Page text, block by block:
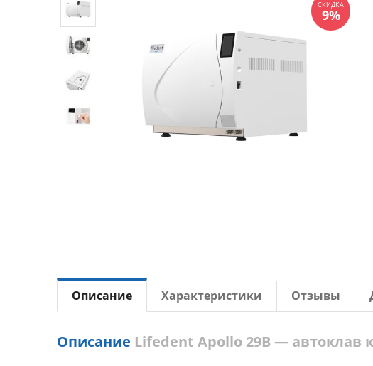
Описание Характеристики Отзывы
Описание Lifedent Apollo 29B — автоклав